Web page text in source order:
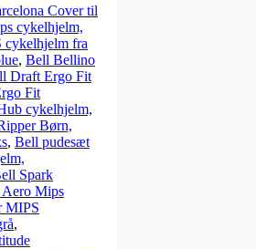
Cover til
cykelhjelm,
fra
, Bell Bellino
Draft Ergo Fit
Fit
cykelhjelm,
Børn,
, Bell pudesæt
Spark
Mips
MIPS
,